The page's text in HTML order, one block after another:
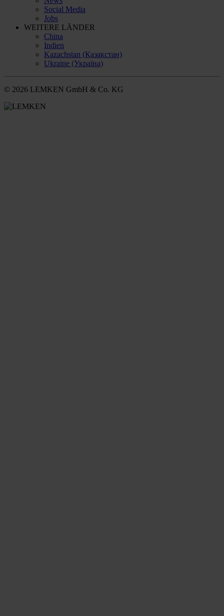
Social Media
Jobs
WEITERE LÄNDER
China
Indien
Kazachstan (Қазақстан)
Ukraine (Україна)
© 2026 LEMKEN GmbH & Co. KG